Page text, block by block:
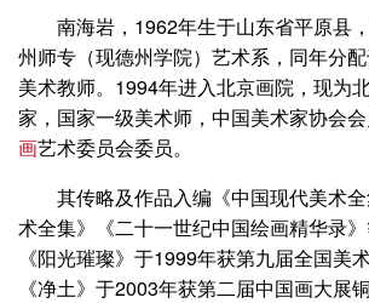
南海岩，1962年生于山东省平原县
州师专（现德州学院）艺术系，同年分
美术教师。1994年进入北京画院，现为
家，国家一级美术师，中国美术家协会
画艺术委员会委员。
其传略及作品入编《中国现代美术
术全集》《二十一世纪中国绘画精华录
《阳光璀璨》于1999年获第九届全国美
《净土》于2003年获第二届中国画大展